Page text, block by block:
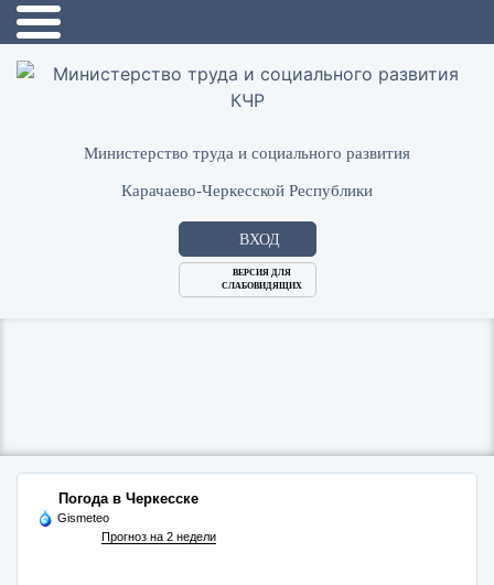
Министерство труда и социального развития
Карачаево-Черкесской Республики
ВХОД
ВЕРСИЯ ДЛЯ
СЛАБОВИДЯЩИХ
Погода в Черкесске
Gismeteo
Прогноз на 2 недели